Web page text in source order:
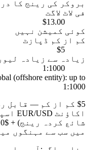
بروکر کی رینج کا
فی لاٹ لاگت
$13.00
کوئی کمیشن نہیں
کم از کم ڈپازٹ
$5
زیادہ سے زیادہ
1:1000
(offshore entity): up to
1:1000
$5 کم از کم
— قابل
میں سب سے مہنگوں